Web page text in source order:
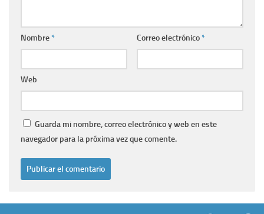
Nombre* Correo electrónico*
Web
Guarda mi nombre, correo electrónico y web en este
navegador para la próxima vez que comente.